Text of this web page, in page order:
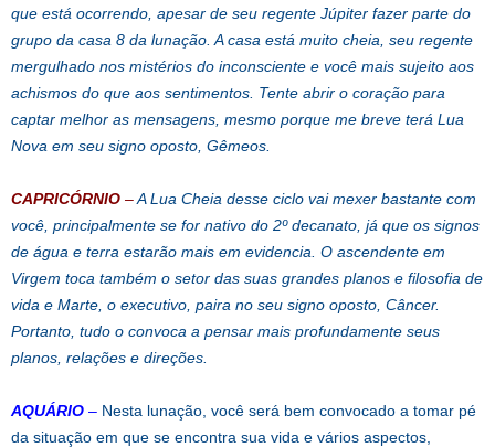
que está ocorrendo, apesar de seu regente Júpiter fazer parte do
grupo da casa 8 da lunação. A casa está muito cheia, seu regente
mergulhado nos mistérios do inconsciente e você mais sujeito aos
achismos do que aos sentimentos. Tente abrir o coração para
captar melhor as mensagens, mesmo porque me breve terá Lua
Nova em seu signo oposto, Gêmeos.
CAPRICÓRNIO –A Lua Cheia desse ciclo vai mexer bastante com
você, principalmente se for nativo do 2º decanato, já que os signos
de água e terra estarão mais em evidencia. O ascendente em
Virgem toca também o setor das suas grandes planos e filosofia de
vida e Marte, o executivo, paira no seu signo oposto, Câncer.
Portanto, tudo o convoca a pensar mais profundamente seus
planos, relações e direções.
AQUÁRIO – Nesta lunação, você será bem convocado a tomar pé
da situação em que se encontra sua vida e vários aspectos,